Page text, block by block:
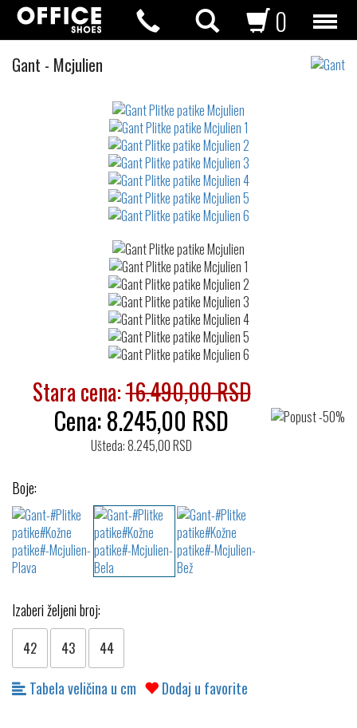
0
Gant Plitke
patike
- Mcjulien
Stara cena:16.490,00 RSD
Cena:8.245,00 RSD
Ušteda: 8.245,00 RSD
Boje:
Izaberi željeni broj:
42 43 44
Tabela veličina u cm Dodaj u favorite